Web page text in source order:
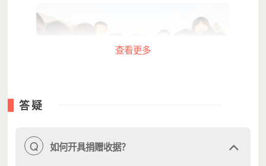
查看更多
答疑
Q 如何开具捐赠收据？